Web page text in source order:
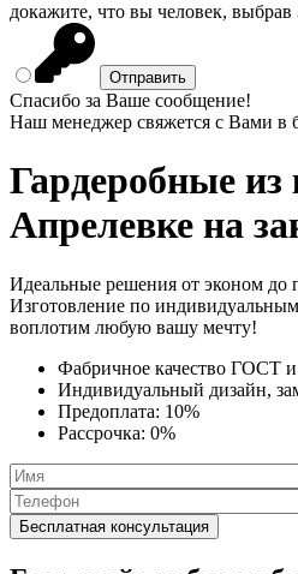
докажите, что вы человек, выбрав
Спасибо за Ваше сообщение!
Наш менеджер свяжется с Вами в
Гардеробные из
Апрелевке на
Идеальные решения от эконом до
Изготовление по
воплотим любую вашу мечту!
Фабричное качество ГОСТ и
Индивидуальный дизайн,
Предоплата: 10%
Рассрочка: 0%